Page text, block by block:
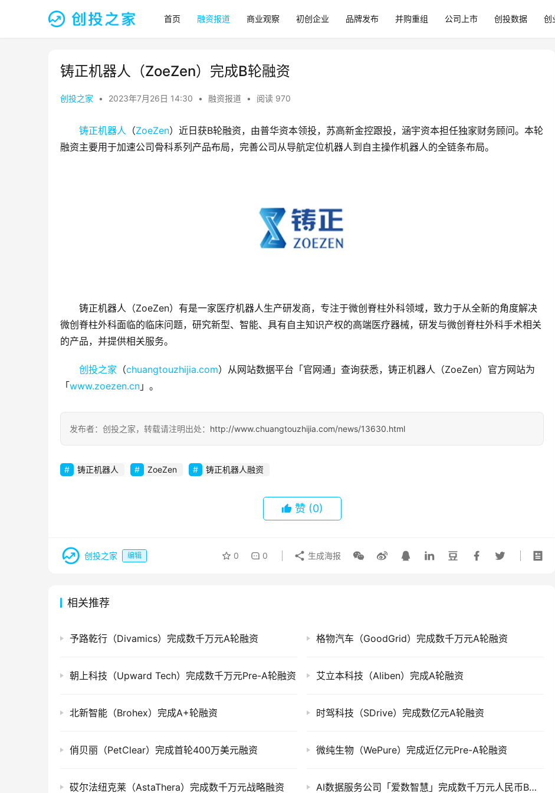
首页 融资报道 商业观察 初创企业 品牌发布 并购重组 公司上市 创投数据 创
铸正机器人（ZoeZen）完成B轮融资
创投之家 • 2023年7月26日 14:30 • 融资报道 • 阅读 970
铸正机器人 （ZoeZen）近日获B轮融资，由普华资本领投，苏高新金控跟投，涵宇资本担任独家财务顾问。本轮
融资主要用于加速公司骨科系列产品布局，完善公司从导航定位机器人到自主操作机器人的全链条布局。
铸正机器人（ZoeZen）有是一家医疗机器人生产研发商，专注于微创脊柱外科领域，致力于从全新的角度解决
微创脊柱外科面临的临床问题，研究新型、智能、具有自主知识产权的高端医疗器械，研发与微创脊柱外科手术相关
的产品，并提供相关服务。
创投之家 （chuangtouzhijia.com）从网站数据平台「官网通」查询获悉，铸正机器人（ZoeZen）官方网站为
「www.zoezen.cn 」。
发布者：创投之家，转载请注明出处： http://www.chuangtouzhijia.com/news/13630.html
铸正机器人 ZoeZen 铸正机器人融资
赞 (0)
创投之家 编辑 0 0 生成海报
相关推荐
予路乾行（Divamics）完成数千万元A轮融资 格物汽车（GoodGrid）完成数千万元A轮融资
朝上科技（Upward Tech）完成数千万元Pre-A轮融资 艾立本科技（Aliben）完成A轮融资
北新智能（Brohex）完成A+轮融资 时驾科技（SDrive）完成数亿元A轮融资
俏贝丽（PetClear）完成首轮400万美元融资 微纯生物（WePure）完成近亿元Pre-A轮融资
砹尔法纽克莱（AstaThera）完成数千万元战略融资 AI数据服务公司「爱数智慧」完成数千万元人民币B轮融资